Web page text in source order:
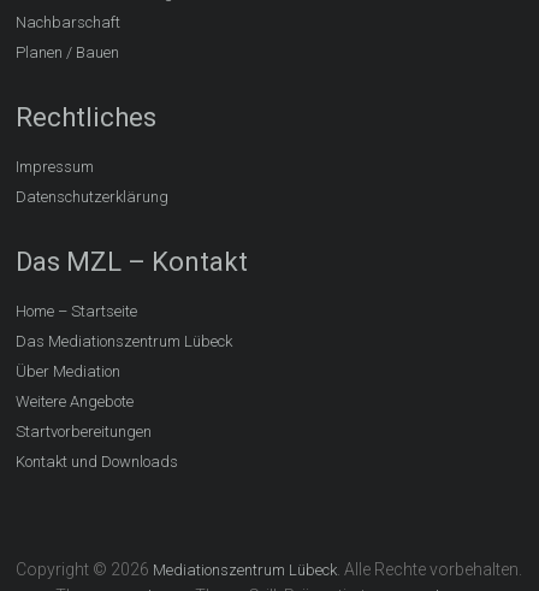
Nachbarschaft
Planen / Bauen
Rechtliches
Impressum
Datenschutzerklärung
Das MZL – Kontakt
Home – Startseite
Das Mediationszentrum Lübeck
Über Mediation
Weitere Angebote
Startvorbereitungen
Kontakt und Downloads
Copyright © 2026 Mediationszentrum Lübeck . Alle Rechte vorbehalten.